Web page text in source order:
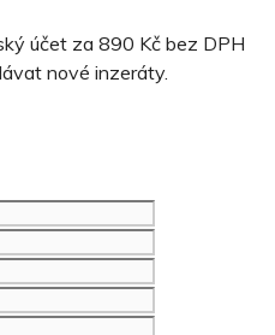
účet za 890 Kč bez DPH
nové inzeráty.